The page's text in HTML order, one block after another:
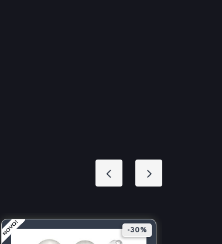
-30%